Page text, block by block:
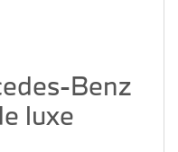
Benz
luxe